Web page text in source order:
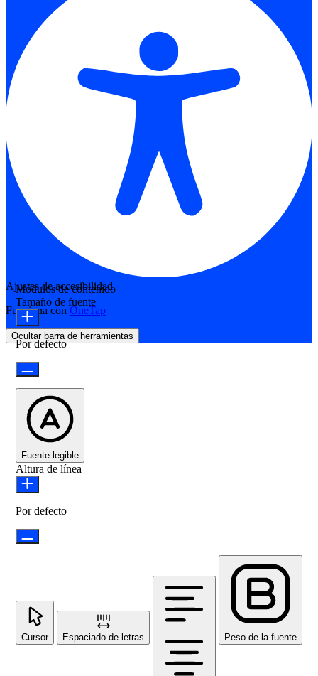
Ajustes de accesibilidad
Funciona con OneTap
Ocultar barra de herramientas
Módulos de contenido
Tamaño de fuente
Por defecto
Fuente legible
Altura de línea
Por defecto
Cursor Espaciado de letras Peso de la fuente